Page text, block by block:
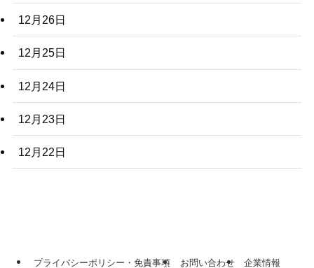
12月26日
12月25日
12月24日
12月23日
12月22日
プライバシーポリシー・免責事項 お問い合わせ 企業情報